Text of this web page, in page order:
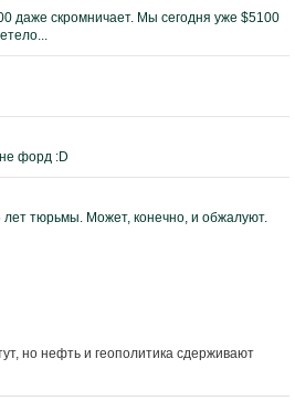
даже скромничает. Мы сегодня уже $5100
форд :D
тюрьмы. Может, конечно, и обжалуют.
но нефть и геополитика сдерживают